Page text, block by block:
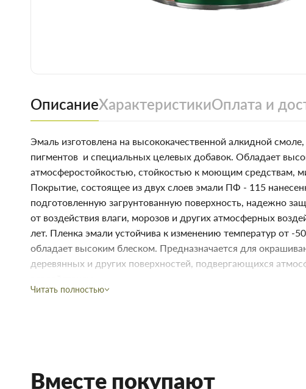
ОписаниеХарактеристикиОплата и
Эмаль изготовлена на высококачественной алкидной
пигментов и специальных целевых добавок. Обладает
атмосферостойкостью, стойкостью к моющим средствам,
Покрытие, состоящее из двух слоев эмали ПФ - 115
подготовленную загрунтованную поверхность, надежно
от воздействия влаги, морозов и других атмосферных
лет. Пленка эмали устойчива к изменению температур от -
обладает высоким блеском. Предназначается для
деревянных и других поверхностей, подвергающихся
Читать полностью
Вместе покупают